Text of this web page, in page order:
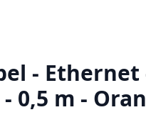
- Ethernet
0,5 m -